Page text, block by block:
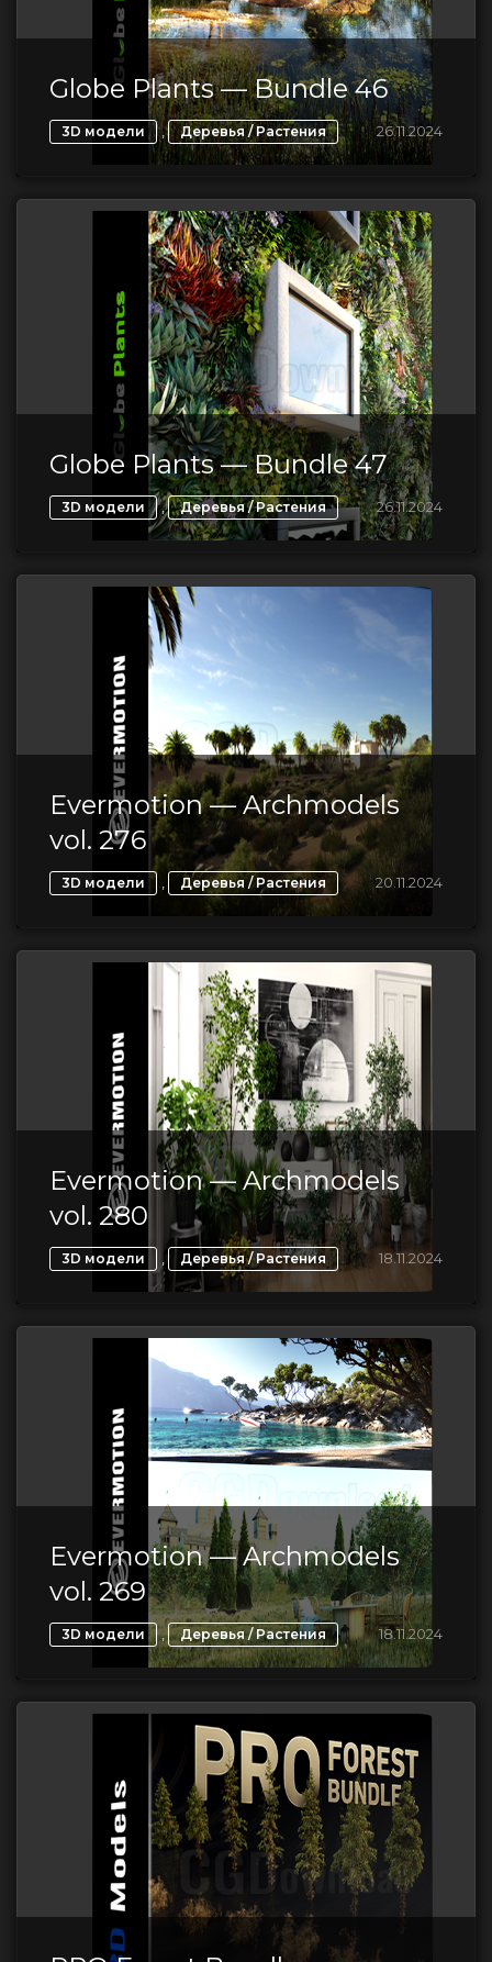
Globe Plants — Bundle 46
3D модели , Деревья / Растения 26.11.2024
Globe Plants — Bundle 47
3D модели , Деревья / Растения 26.11.2024
Evermotion — Archmodels
vol. 276
3D модели , Деревья / Растения 20.11.2024
Evermotion — Archmodels
vol. 280
3D модели , Деревья / Растения 18.11.2024
Evermotion — Archmodels
vol. 269
3D модели , Деревья / Растения 18.11.2024